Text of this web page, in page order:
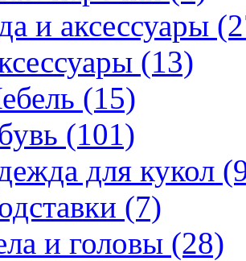
и аксессуары
(13)
(15)
(101)
для кукол
(7)
и головы (28)